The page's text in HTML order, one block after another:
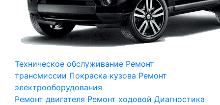
Техническое обслуживание Ремонт
трансмиссии Покраска кузова Ремонт
электрооборудования
Ремонт двигателя Ремонт ходовой Диагностика